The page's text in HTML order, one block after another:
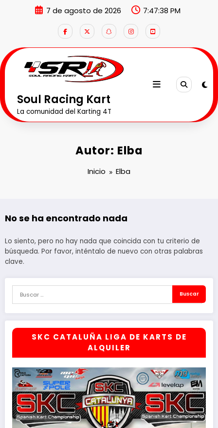
7 de agosto de 2026 7:47:38 PM
Soul Racing Kart
La comunidad del Karting 4T
Autor: Elba
Inicio Elba
No se ha encontrado nada
Lo siento, pero no hay nada que coincida con tu criterio de
búsqueda. Por favor, inténtalo de nuevo con otras palabras
clave.
SKC CATALUÑA LIGA DE KARTS DE
ALQUILER